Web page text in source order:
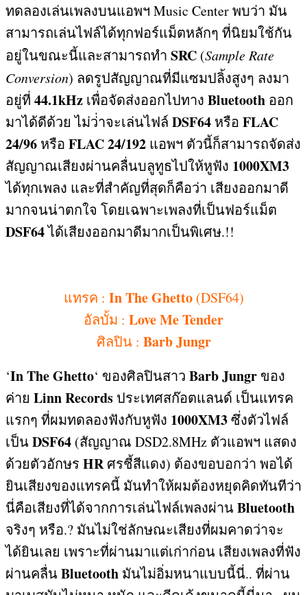
ทดลองเล่นเพลงบนแอพฯ Music Centerพบว่า มัน
สามารถเล่นไฟล์ได้ทุกฟอร์แม็ตหลักๆ ที่นิยมใช้กัน
อยู่ในขณะนี้และสามารถทำ SRC (Sample Rate
Conversion) ลดรูปสัญญาณที่มีแซมปลิ้งสูงๆ ลงมา
อยู่ที่ 44.1kHz เพื่อจัดส่งออกไปทาง Bluetooth ออก
มาได้ดีด้วย ไม่ว่่าจะเล่นไฟล์ DSF64 หรือ FLAC
24/96 หรือ FLAC 24/192 แอพฯ ตัวนี้ก็สามารถจัดส่ง
สัญญาณเสียงผ่านคลื่นบลูทูธไปให้หูฟัง 1000XM3
ได้ทุกเพลง และที่สำคัญที่สุดก็คือว่า เสียงออกมาดี
มากจนน่าตกใจ โดยเฉพาะเพลงที่เป็นฟอร์แม็ต
DSF64ได้เสียงออกมาดีมากเป็นพิเศษ.!!
แทรค : In The Ghetto(DSF64)
อัลบั้ม : Love Me Tender
ศิลปิน : Barb Jungr
‘In The Ghetto‘ ของศิลปินสาว Barb Jungr ของ
ค่าย Linn Records ประเทศสก๊อตแลนด์ เป็นแทรค
แรกๆ ที่ผมทดลองฟังกับหูฟัง 1000XM3ซึ่งตัวไฟล์
เป็นDSF64 (สัญญาณ DSD2.8MHz ตัวแอพฯ แสดง
ด้วยตัวอักษร HR ศรชี้สีแดง) ต้องขอบอกว่า พอได้
ยินเสียงของแทรคนี้ มันทำให้ผมต้องหยุดคิดทันทีว่า
นี่คือเสียงที่ได้จากการเล่นไฟล์เพลงผ่านBluetooth
จริงๆ หรือ.? มันไม่ใช่ลักษณะเสียงที่ผมคาดว่าจะ
ได้ยินเลย เพราะที่ผ่านมาแต่เก่าก่อน เสียงเพลงที่ฟัง
ผ่านคลื่นBluetooth มันไม่อิ่มหนาแบบนี้นี่.. ที่ผ่าน